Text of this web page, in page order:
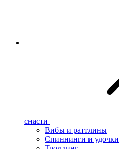
снасти
Вибы и раттлины
Спиннинги и удочки